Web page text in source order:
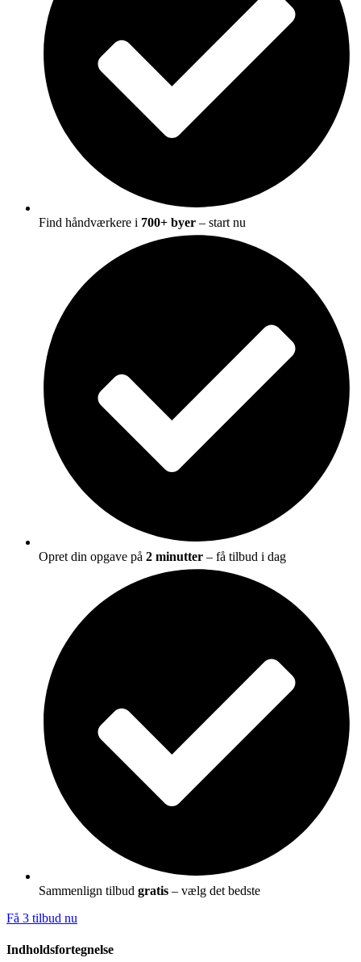
Find håndværkere i 700+ byer – start nu
Opret din opgave på 2 minutter – få tilbud i dag
Sammenlign tilbud gratis – vælg det bedste
Få 3 tilbud nu
Indholdsfortegnelse